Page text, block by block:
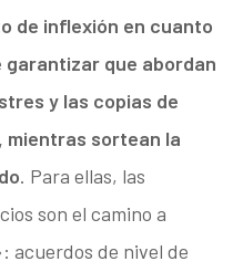
de inflexión en cuanto
que abordan
y las copias de
mientras sortean la
. Para ellas, las
son el camino a
acuerdos de nivel de